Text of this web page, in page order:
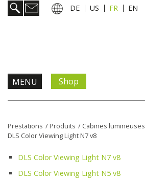
DE US FR EN
MENU
Informations & services
Actualités
Shop
Prestations /Produits / Cabines lumineuses
DLS Color Viewing Light N7 v8
DLS Color Viewing Light N7 v8
DLS Color Viewing Light N5 v8